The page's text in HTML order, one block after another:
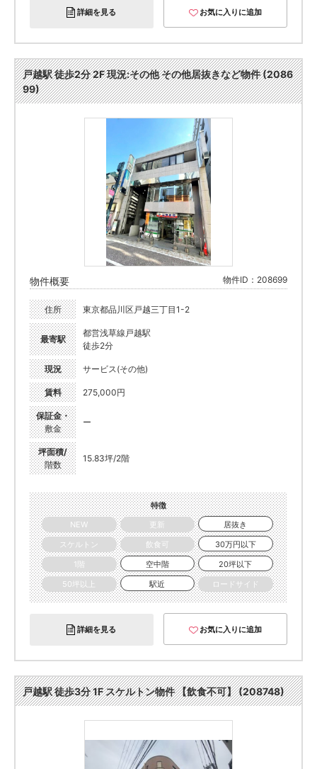
詳細を見る お気に入りに追加
戸越駅 徒歩2分 2F 現況:その他 その他居抜きなど物件 (2086
99)
物件概要 物件ID：208699
住所 東京都品川区戸越三丁目1-2
最寄駅
都営浅草線戸越駅
徒歩2分
現況 サービス(その他)
賃料 275,000円
保証金・
敷金
ー
坪面積/
階数
15.83坪/2階
特徴
NEW
更新
居抜き
スケルトン
飲食可
30万円以下
1階
空中階
20坪以下
50坪以上
駅近 ロードサイド
詳細を見る お気に入りに追加
戸越駅 徒歩3分 1F スケルトン物件 【飲食不可】 (208748)